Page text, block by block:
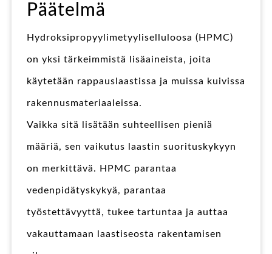
Päätelmä
Hydroksipropyylimetyyliselluloosa (HPMC)
on yksi tärkeimmistä lisäaineista, joita
käytetään rappauslaastissa ja muissa kuivissa
rakennusmateriaaleissa.
Vaikka sitä lisätään suhteellisen pieniä
määriä, sen vaikutus laastin suorituskykyyn
on merkittävä. HPMC parantaa
vedenpidätyskykyä, parantaa
työstettävyyttä, tukee tartuntaa ja auttaa
vakauttamaan laastiseosta rakentamisen